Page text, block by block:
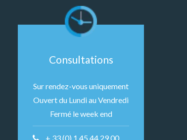
Consultations
Sur rendez-vous uniquement
Ouvert du Lundi au Vendredi
Fermé le week end
+ 33 (0) 1 45 44 29 00